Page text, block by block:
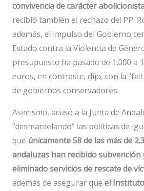
convivencia de carácter
recibió también el rechazo del PP.
además, el impulso del Gobierno
Estado contra la Violencia de
presupuesto ha pasado de 1.000 a
euros, en contraste, dijo, con la
de gobiernos conservadores.
Asimismo, acusó a la Junta de
“desmantelando” las políticas de
que únicamente 58 de las más de
andaluzas han recibido subvención
eliminado servicios de rescate de
además de asegurar que el